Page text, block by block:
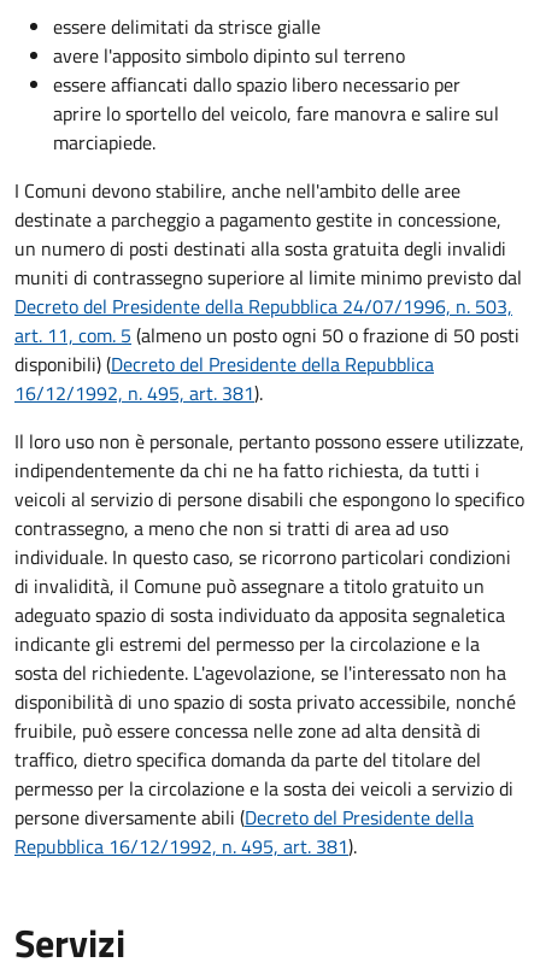
essere delimitati da strisce gialle
avere l'apposito simbolo dipinto sul terreno
essere affiancati dallo spazio libero necessario per
aprire lo sportello del veicolo, fare manovra e salire sul
marciapiede.
I Comuni devono stabilire, anche nell'ambito delle aree
destinate a parcheggio a pagamento gestite in concessione,
un numero di posti destinati alla sosta gratuita degli invalidi
muniti di contrassegno superiore al limite minimo previsto dal
Decreto del Presidente della Repubblica 24/07/1996, n. 503,
art. 11, com. 5 (almeno un posto ogni 50 o frazione di 50 posti
disponibili) (Decreto del Presidente della Repubblica
16/12/1992, n. 495, art. 381).
Il loro uso non è personale, pertanto possono essere utilizzate,
indipendentemente da chi ne ha fatto richiesta, da tutti i
veicoli al servizio di persone disabili che espongono lo specifico
contrassegno, a meno che non si tratti di area ad uso
individuale. In questo caso, se ricorrono particolari condizioni
di invalidità, il Comune può assegnare a titolo gratuito un
adeguato spazio di sosta individuato da apposita segnaletica
indicante gli estremi del permesso per la circolazione e la
sosta del richiedente. L'agevolazione, se l'interessato non ha
disponibilità di uno spazio di sosta privato accessibile, nonché
fruibile, può essere concessa nelle zone ad alta densità di
traffico, dietro specifica domanda da parte del titolare del
permesso per la circolazione e la sosta dei veicoli a servizio di
persone diversamente abili (Decreto del Presidente della
Repubblica 16/12/1992, n. 495, art. 381).
Servizi